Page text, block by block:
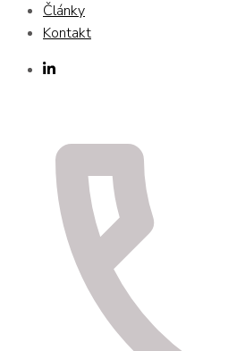
Články
Kontakt